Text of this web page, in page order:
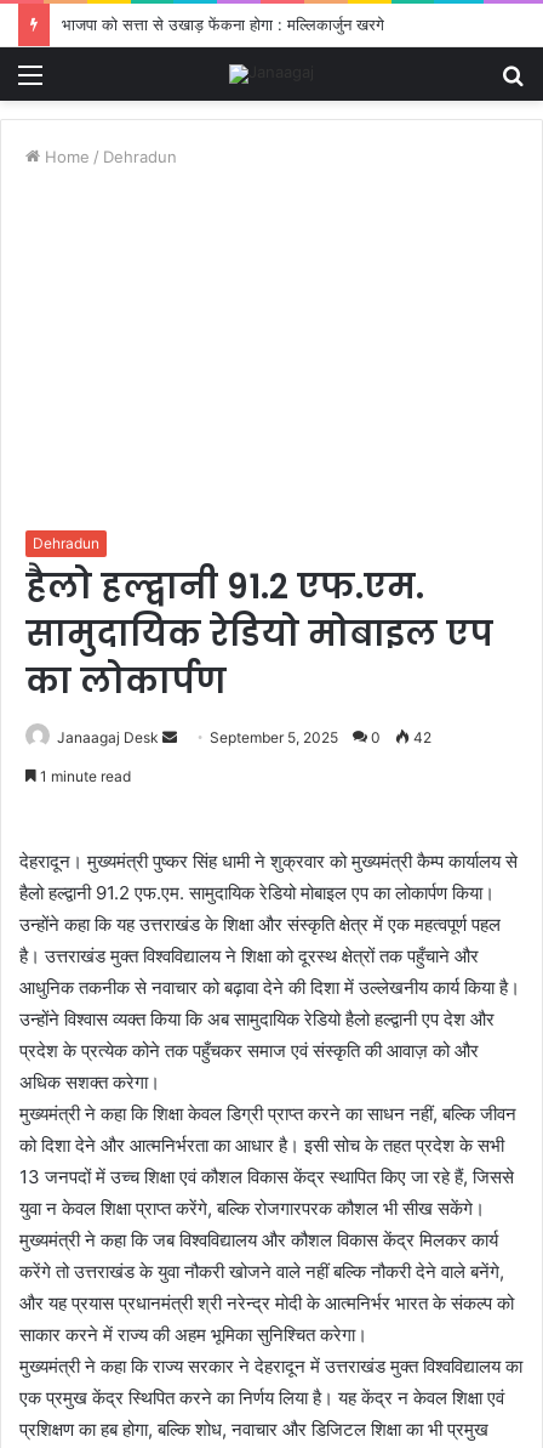
भाजपा को सत्ता से उखाड़ फेंकना होगा : मल्लिकार्जुन खरगे
Home / Dehradun
Dehradun
हैलो हल्द्वानी 91.2 एफ.एम.
सामुदायिक रेडियो मोबाइल एप
का लोकार्पण
Janaagaj Desk
a
n
l
September 5, 2025 0 42
1 minute read
देहरादून। मुख्यमंत्री पुष्कर सिंह धामी ने शुक्रवार को मुख्यमंत्री कैम्प कार्यालय से
हैलो हल्द्वानी 91.2 एफ.एम. सामुदायिक रेडियो मोबाइल एप का लोकार्पण किया।
उन्होंने कहा कि यह उत्तराखंड के शिक्षा और संस्कृति क्षेत्र में एक महत्वपूर्ण पहल
है। उत्तराखंड मुक्त विश्वविद्यालय ने शिक्षा को दूरस्थ क्षेत्रों तक पहुँचाने और
आधुनिक तकनीक से नवाचार को बढ़ावा देने की दिशा में उल्लेखनीय कार्य किया है।
उन्होंने विश्वास व्यक्त किया कि अब सामुदायिक रेडियो हैलो हल्द्वानी एप देश और
प्रदेश के प्रत्येक कोने तक पहुँचकर समाज एवं संस्कृति की आवाज़ को और
अधिक सशक्त करेगा।
मुख्यमंत्री ने कहा कि शिक्षा केवल डिग्री प्राप्त करने का साधन नहीं, बल्कि जीवन
को दिशा देने और आत्मनिर्भरता का आधार है। इसी सोच के तहत प्रदेश के सभी
13 जनपदों में उच्च शिक्षा एवं कौशल विकास केंद्र स्थापित किए जा रहे हैं, जिससे
युवा न केवल शिक्षा प्राप्त करेंगे, बल्कि रोजगारपरक कौशल भी सीख सकेंगे।
मुख्यमंत्री ने कहा कि जब विश्वविद्यालय और कौशल विकास केंद्र मिलकर कार्य
करेंगे तो उत्तराखंड के युवा नौकरी खोजने वाले नहीं बल्कि नौकरी देने वाले बनेंगे,
और यह प्रयास प्रधानमंत्री श्री नरेन्द्र मोदी के आत्मनिर्भर भारत के संकल्प को
साकार करने में राज्य की अहम भूमिका सुनिश्चित करेगा।
मुख्यमंत्री ने कहा कि राज्य सरकार ने देहरादून में उत्तराखंड मुक्त विश्वविद्यालय का
एक प्रमुख केंद्र स्थिपित करने का निर्णय लिया है। यह केंद्र न केवल शिक्षा एवं
प्रशिक्षण का हब होगा, बल्कि शोध, नवाचार और डिजिटल शिक्षा का भी प्रमुख